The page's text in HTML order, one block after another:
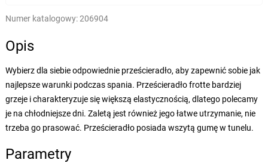
Numer katalogowy:206904
Opis
Wybierz dla siebie odpowiednie prześcieradło, aby zapewnić sobie jak
najlepsze warunki podczas spania. Prześcieradło frotte bardziej
grzeje i charakteryzuje się większą elastycznością, dlatego polecamy
je na chłodniejsze dni. Zaletą jest również jego łatwe utrzymanie, nie
trzeba go prasować. Prześcieradło posiada wszytą gumę w tunelu.
Parametry